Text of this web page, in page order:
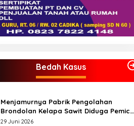
Bedah Kasus
Menjamurnya Pabrik Pengolahan
Brondolan Kelapa Sawit Diduga Pemicu
Maraknya Pencurian di Perkebunan
29 Juni 2026